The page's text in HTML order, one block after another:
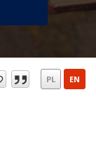
PL EN